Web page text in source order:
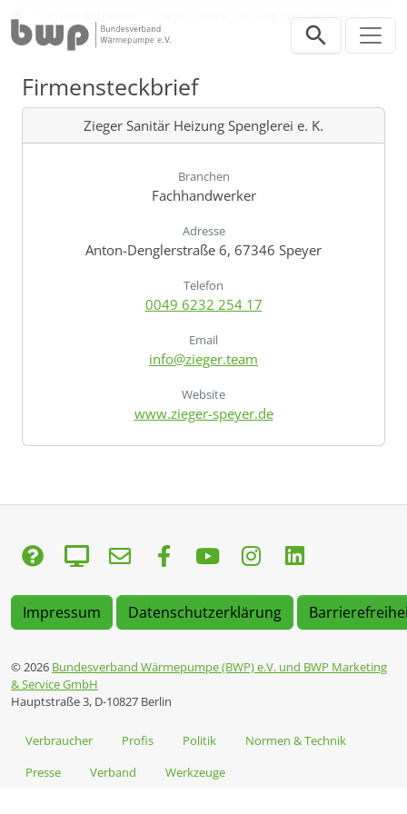
Zieger Sanitär Heizung Spenglerei e. K.
Firmensteckbrief
Zieger Sanitär Heizung Spenglerei e. K.
Branchen
Fachhandwerker
Adresse
Anton-Denglerstraße 6, 67346 Speyer
Telefon
0049 6232 254 17
Email
info@zieger.team
Website
www.zieger-speyer.de
Impressum Datenschutzerklärung
© 2026 Bundesverband Wärmepumpe (BWP) e.V. und BWP Marketing
& Service GmbH
Hauptstraße 3, D-10827 Berlin
Verbraucher Profis Politik
Normen & Technik
Presse
Verband Werkzeuge